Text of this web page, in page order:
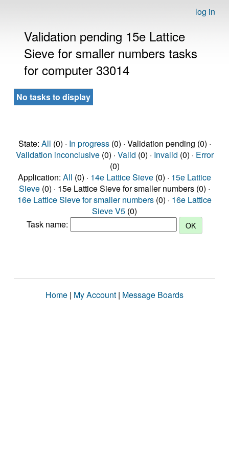
log in
Validation pending 15e Lattice
Sieve for smaller numbers tasks
for computer 33014
No tasks to display
State: All (0) · In progress(0) · Validation pending (0) ·
Validation inconclusive(0) · Valid (0) · Invalid (0) · Error
(0)
Application: All (0) · 14e Lattice Sieve (0) · 15e Lattice
Sieve (0) · 15e Lattice Sieve for smaller numbers (0) ·
16e Lattice Sieve for smaller numbers (0) · 16e Lattice
Sieve V5 (0)
Task name:
Home | My Account | Message Boards